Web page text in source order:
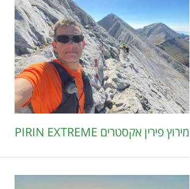
מירוץ פירין אקסטרים PIRIN EXTREME